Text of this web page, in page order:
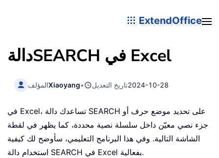
ExtendOffice
دالةSEARCH في Excel
المؤلفXiaoyang• تاريخ التعديل2024-10-28
في Excel، تساعدك دالة SEARCH على تحديد موضع حرف أو
جزء نصي معيّن داخل سلسلة نصية محددة، كما يظهر في لقطة
الشاشة التالية. وفي هذا البرنامج التعليمي، سأوضح لك كيفية
استخدام دالة SEARCH في Excel بفعالية.